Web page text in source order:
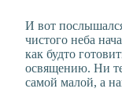
И вот
чистого неба
как будто
освящению. Ни
самой малой, а